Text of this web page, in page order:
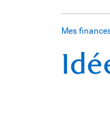
Mes